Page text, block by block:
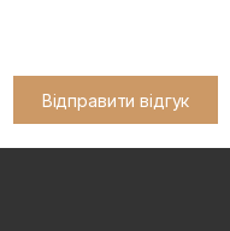
Відправити відгук